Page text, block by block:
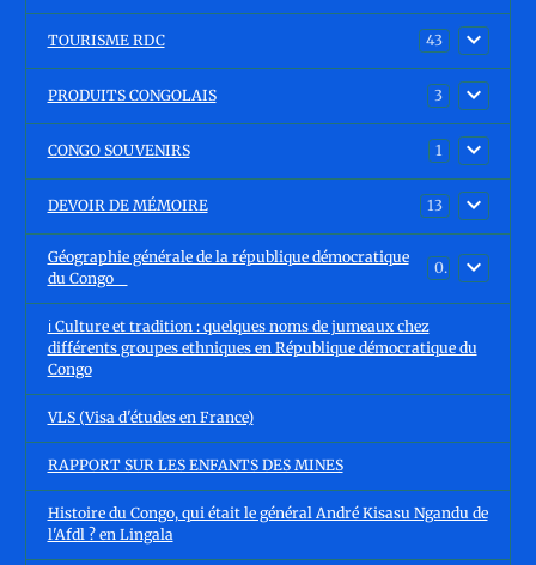
TOURISME RDC 43
PRODUITS CONGOLAIS 3
CONGO SOUVENIRS 1
DEVOIR DE MÉMOIRE 13
Géographie générale de la république démocratique
du Congo
0
ℹ️ Culture et tradition : quelques noms de jumeaux chez
différents groupes ethniques en République démocratique du
Congo
VLS (Visa d'études en France)
RAPPORT SUR LES ENFANTS DES MINES
Histoire du Congo, qui était le général André Kisasu Ngandu de
l'Afdl ? en Lingala